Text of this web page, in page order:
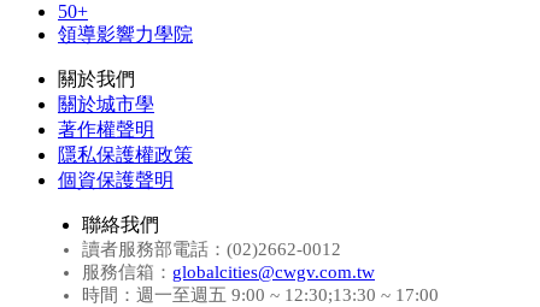
50+
領導影響力學院
關於我們
關於城市學
著作權聲明
隱私保護權政策
個資保護聲明
聯絡我們
讀者服務部電話：(02)2662-0012
服務信箱： globalcities@cwgv.com.tw
時間：週一至週五 9:00 ~ 12:30;13:30 ~ 17:00